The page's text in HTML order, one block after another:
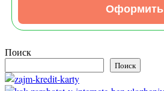
Оформить
Поиск
Поиск